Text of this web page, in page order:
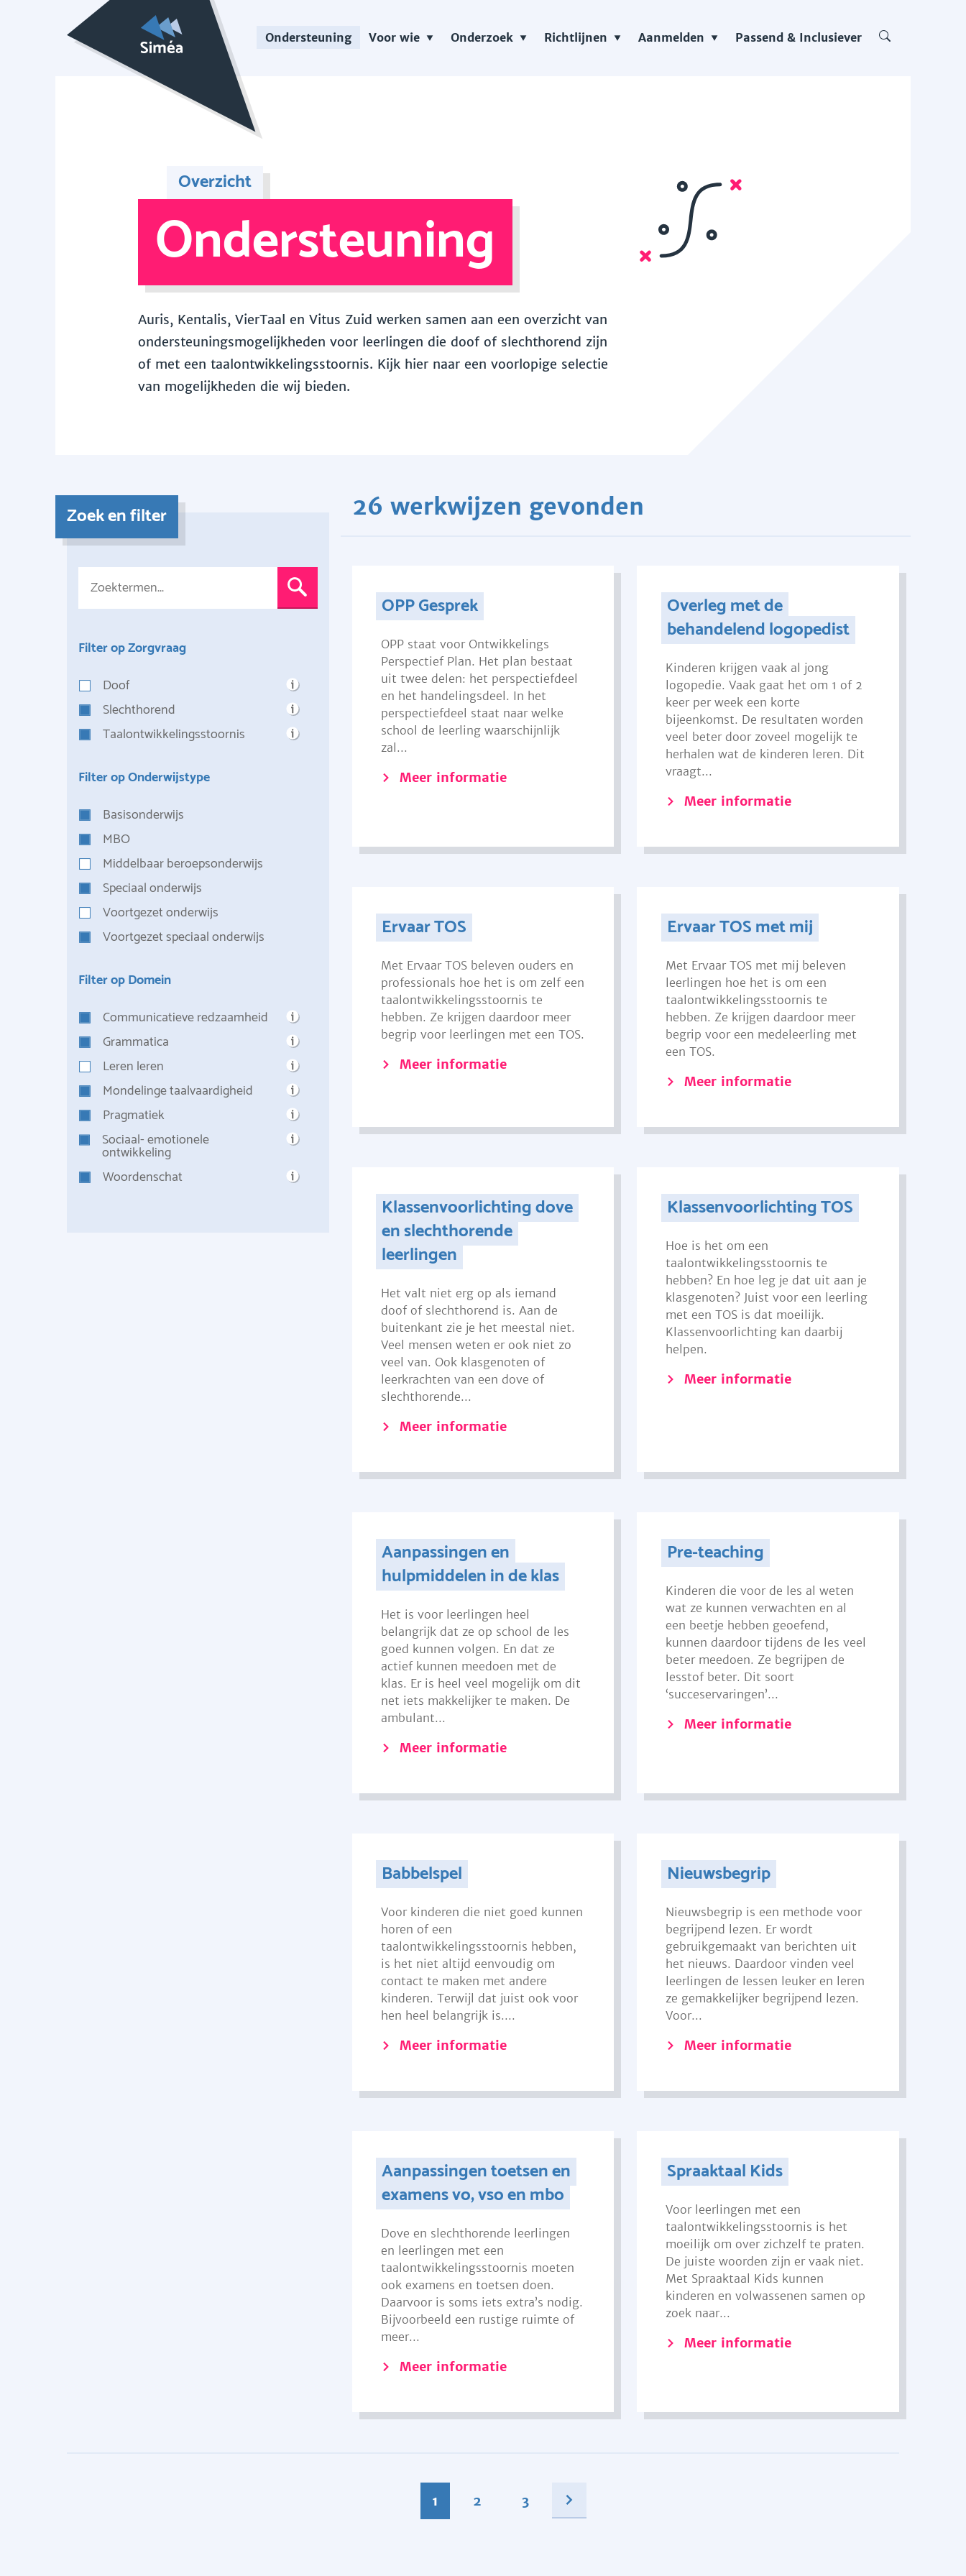
Ondersteuning Voor wie Onderzoek Richtlijnen Aanmelden Passend & Inclusiever
Overzicht
Ondersteuning
Auris, Kentalis, VierTaal en Vitus Zuid werken samen aan een overzicht van
ondersteuningsmogelijkheden voor leerlingen die doof of slechthorend zijn
of met een taalontwikkelingsstoornis. Kijk hier naar een voorlopige selectie
van mogelijkheden die wij bieden.
Zoek en filter
Filter op Zorgvraag
Doof
Slechthorend
Taalontwikkelingsstoornis
Filter op Onderwijstype
Basisonderwijs
MBO
Middelbaar beroepsonderwijs
Speciaal onderwijs
Voortgezet onderwijs
Voortgezet speciaal onderwijs
Filter op Domein
Communicatieve redzaamheid
Grammatica
Leren leren
Mondelinge taalvaardigheid
Pragmatiek
Sociaal- emotionele
ontwikkeling
Woordenschat
26 werkwijzen gevonden
OPP Gesprek
OPP staat voor Ontwikkelings
Perspectief Plan. Het plan bestaat
uit twee delen: het perspectiefdeel
en het handelingsdeel. In het
perspectiefdeel staat naar welke
school de leerling waarschijnlijk
zal...
Meer informatie
Overleg met de
behandelend logopedist
Kinderen krijgen vaak al jong
logopedie. Vaak gaat het om 1 of 2
keer per week een korte
bijeenkomst. De resultaten worden
veel beter door zoveel mogelijk te
herhalen wat de kinderen leren. Dit
vraagt...
Meer informatie
Ervaar TOS
Met Ervaar TOS beleven ouders en
professionals hoe het is om zelf een
taalontwikkelingsstoornis te
hebben. Ze krijgen daardoor meer
begrip voor leerlingen met een TOS.
Meer informatie
Ervaar TOS met mij
Met Ervaar TOS met mij beleven
leerlingen hoe het is om een
taalontwikkelingsstoornis te
hebben. Ze krijgen daardoor meer
begrip voor een medeleerling met
een TOS.
Meer informatie
Klassenvoorlichting dove
en slechthorende
leerlingen
Het valt niet erg op als iemand
doof of slechthorend is. Aan de
buitenkant zie je het meestal niet.
Veel mensen weten er ook niet zo
veel van. Ook klasgenoten of
leerkrachten van een dove of
slechthorende...
Meer informatie
Klassenvoorlichting TOS
Hoe is het om een
taalontwikkelingsstoornis te
hebben? En hoe leg je dat uit aan je
klasgenoten? Juist voor een leerling
met een TOS is dat moeilijk.
Klassenvoorlichting kan daarbij
helpen.
Meer informatie
Aanpassingen en
hulpmiddelen in de klas
Het is voor leerlingen heel
belangrijk dat ze op school de les
goed kunnen volgen. En dat ze
actief kunnen meedoen met de
klas. Er is heel veel mogelijk om dit
net iets makkelijker te maken. De
ambulant...
Meer informatie
Pre-teaching
Kinderen die voor de les al weten
wat ze kunnen verwachten en al
een beetje hebben geoefend,
kunnen daardoor tijdens de les veel
beter meedoen. Ze begrijpen de
lesstof beter. Dit soort
‘succeservaringen’...
Meer informatie
Babbelspel
Voor kinderen die niet goed kunnen
horen of een
taalontwikkelingsstoornis hebben,
is het niet altijd eenvoudig om
contact te maken met andere
kinderen. Terwijl dat juist ook voor
hen heel belangrijk is....
Meer informatie
Nieuwsbegrip
Nieuwsbegrip is een methode voor
begrijpend lezen. Er wordt
gebruikgemaakt van berichten uit
het nieuws. Daardoor vinden veel
leerlingen de lessen leuker en leren
ze gemakkelijker begrijpend lezen.
Voor...
Meer informatie
Aanpassingen toetsen en
examens vo, vso en mbo
Dove en slechthorende leerlingen
en leerlingen met een
taalontwikkelingsstoornis moeten
ook examens en toetsen doen.
Daarvoor is soms iets extra’s nodig.
Bijvoorbeeld een rustige ruimte of
meer...
Meer informatie
Spraaktaal Kids
Voor leerlingen met een
taalontwikkelingsstoornis is het
moeilijk om over zichzelf te praten.
De juiste woorden zijn er vaak niet.
Met Spraaktaal Kids kunnen
kinderen en volwassenen samen op
zoek naar...
Meer informatie
1 2 3